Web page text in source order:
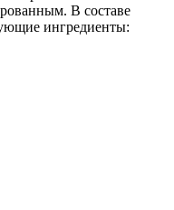
В составе
ингредиенты: